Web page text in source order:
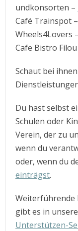
undkonsorten –
Café Trainspot –
Wheels4Lovers –
Cafe Bistro Filou
Schaut bei
Du hast selbst
Schulen oder
Verein, der zu
wenn du
oder, wenn du
einträgst.
gibt es in
Unterstützen-